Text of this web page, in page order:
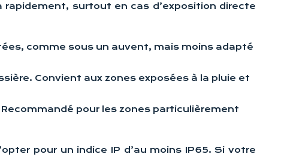
surtout en cas d’exposition directe
comme sous un auvent, mais moins adapté
Convient aux zones exposées à la pluie et
pour les zones particulièrement
pour un indice IP d’au moins IP65. Si votre